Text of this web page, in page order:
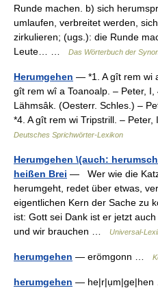
Runde machen. b) sich
umlaufen, verbreitet werden,
zirkulieren; (ugs.): die Runde
Leute… …
Das Wörterbuch der
Herumgehen — *1. A gît rem wi
gît rem wî a Toanoalp. – Peter,
Lähmsâk. (Oesterr. Schles.) –
*4. A gît rem wi Tripstrill. –
Deutsches Sprichwörter-Lexikon
Herumgehen \(auch:
heißen Brei — Wer wie die
herumgeht, redet über etwas,
eigentlichen Kern der Sache zu
ist: Gott sei Dank ist er jetzt
und wir brauchen …
Universal-
herumgehen — erömgonn …
herumgehen —